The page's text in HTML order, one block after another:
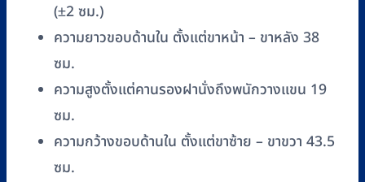
(±2 ซม.)
ความยาวขอบด้านใน ตั้งแต่ขาหน้า – ขาหลัง 38
ซม.
ความสูงตั้งแต่คานรองฝานั่งถึงพนักวางแขน 19
ซม.
ความกว้างขอบด้านใน ตั้งแต่ขาซ้าย – ขาขวา 43.5
ซม.